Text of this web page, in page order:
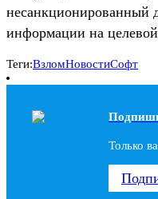
несанкционированный
информации на
Теги:ВзломНовостиСофт
Только